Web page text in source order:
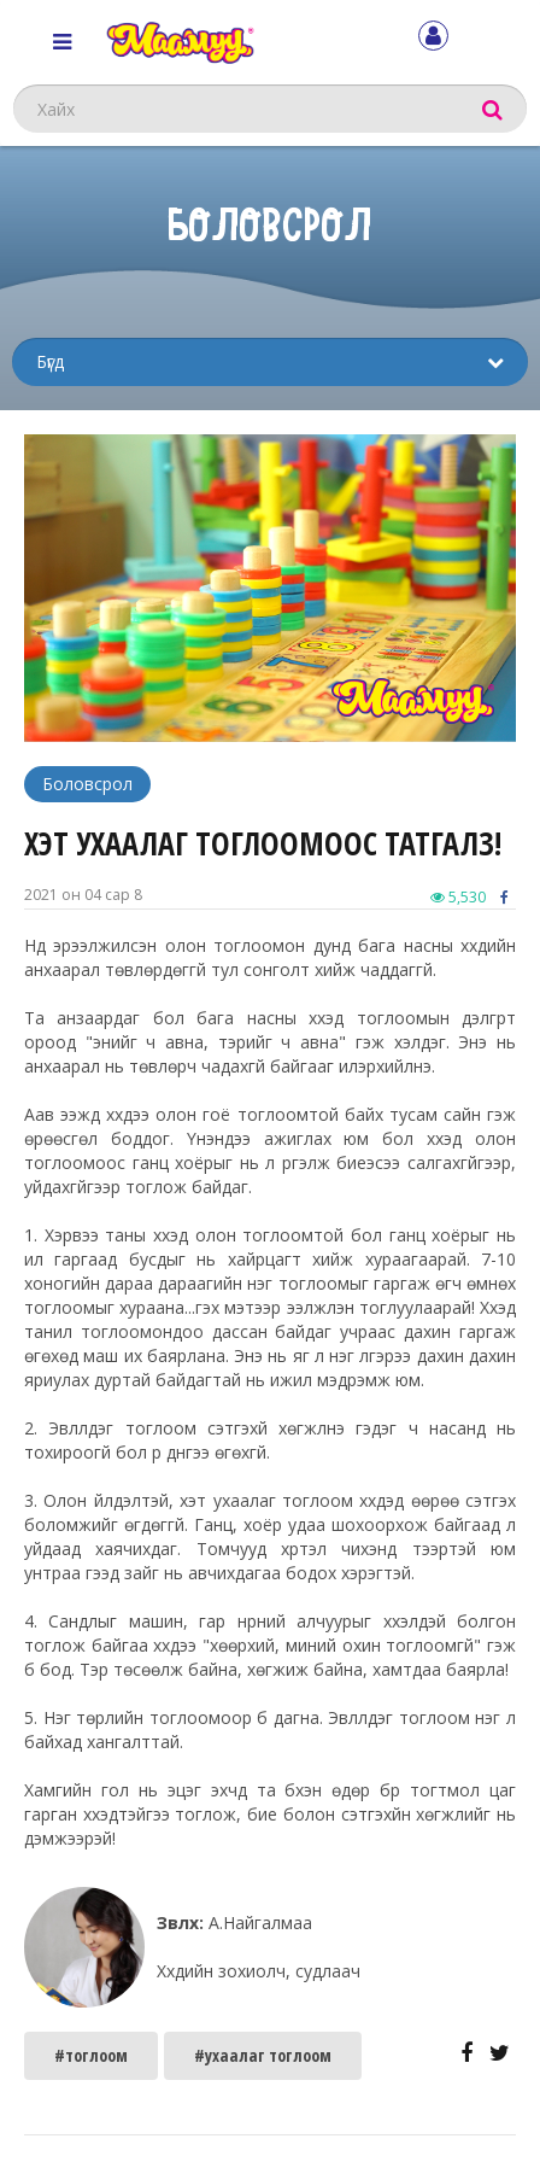
Хайх
БОЛОВСРОЛ
Боловсрол
ХЭТ УХААЛАГ ТОГЛООМООС ТАТГАЛЗ!
2021 он 04 сар 8 5,530
Нүд эрээлжилсэн олон тоглоомон дунд бага насны хүүхдийн
анхаарал төвлөрдөггүй тул сонголт хийж чаддаггүй.
Та анзаардаг бол бага насны хүүхэд тоглоомын дэлгүүрт
ороод "энийг ч авна, тэрийг ч авна" гэж хэлдэг. Энэ нь
анхаарал нь төвлөрч чадахгүй байгааг илэрхийлнэ.
Аав ээжүүд хүүхдээ олон гоё тоглоомтой байх тусам сайн гэж
өрөөсгөл боддог. Үнэндээ ажиглах юм бол хүүхэд олон
тоглоомоос ганц хоёрыг нь л үргэлж биеэсээ салгахгүйгээр,
уйдахгүйгээр тоглож байдаг.
1. Хэрвээ таны хүүхэд олон тоглоомтой бол ганц хоёрыг нь
ил гаргаад бусдыг нь хайрцагт хийж хураагаарай. 7-10
хоногийн дараа дараагийн нэг тоглоомыг гаргаж өгч өмнөх
тоглоомыг хураана...гэх мэтээр ээлжлэн тоглуулаарай! Хүүхэд
танил тоглоомондоо дассан байдаг учраас дахин гаргаж
өгөхөд маш их баярлана. Энэ нь яг л нэг үлгэрээ дахин дахин
яриулах дуртай байдагтай нь ижил мэдрэмж юм.
2. Эвлүүлдэг тоглоом сэтгэхүй хөгжүүлнэ гэдэг ч насанд нь
тохироогүй бол үр дүнгээ өгөхгүй.
3. Олон үйлдэлтэй, хэт ухаалаг тоглоом хүүхдэд өөрөө сэтгэх
боломжийг өгдөггүй. Ганц, хоёр удаа шохоорхож байгаад л
уйдаад хаячихдаг. Томчууд хүртэл чихэнд тээртэй юм
унтраа гээд зайг нь авчихдагаа бодох хэрэгтэй.
4. Сандлыг машин, гар нүүрний алчуурыг хүүхэлдэй болгон
тоглож байгаа хүүхдээ "хөөрхий, миний охин тоглоомгүй" гэж
бүү бод. Тэр төсөөлж байна, хөгжиж байна, хамтдаа баярла!
5. Нэг төрлийн тоглоомоор бүү дагна. Эвлүүлдэг тоглоом нэг л
байхад хангалттай.
Хамгийн гол нь эцэг эхчүүд та бүхэн өдөр бүр тогтмол цаг
гарган хүүхэдтэйгээ тоглож, бие болон сэтгэхүйн хөгжлийг нь
дэмжээрэй!
Зөвлөх: А.Найгалмаа
Хүүхдийн зохиолч, судлаач
#тоглоом #ухаалаг тоглоом